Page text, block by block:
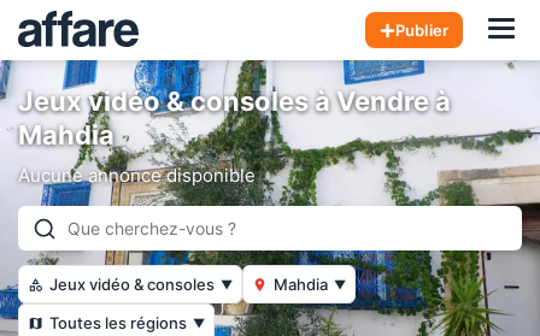
Publier
Jeux vidéo & consoles à Vendre à
Mahdia
Aucune annonce disponible
Jeux vidéo & consoles ▼ Mahdia ▼
Toutes les régions ▼